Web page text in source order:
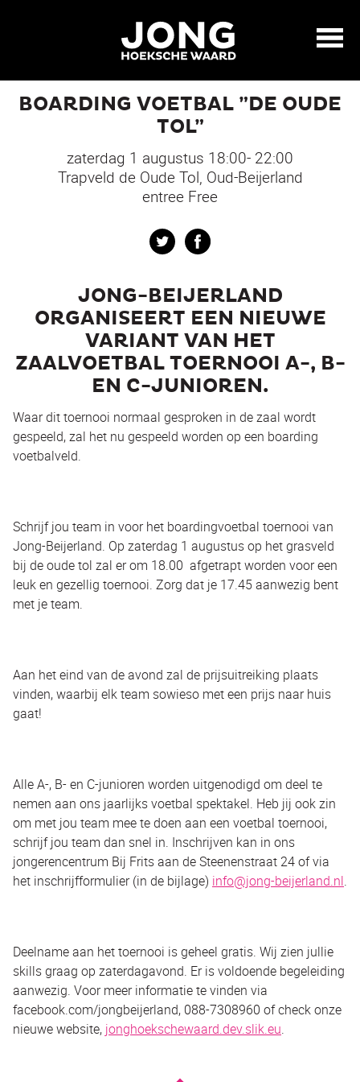
BOARDING VOETBAL ”DE OUDE
TOL”
zaterdag 1 augustus 18:00- 22:00
Trapveld de Oude Tol, Oud-Beijerland
entree Free
Twitter
JONG-BEIJERLAND
ORGANISEERT EEN NIEUWE
VARIANT VAN HET
ZAALVOETBAL TOERNOOI A-, B-
EN C-JUNIOREN.
Waar dit toernooi normaal gesproken in de zaal wordt
gespeeld, zal het nu gespeeld worden op een boarding
voetbalveld.
Schrijf jou team in voor het boardingvoetbal toernooi van
Jong-Beijerland. Op zaterdag 1 augustus op het grasveld
bij de oude tol zal er om 18.00 afgetrapt worden voor een
leuk en gezellig toernooi. Zorg dat je 17.45 aanwezig bent
met je team.
Aan het eind van de avond zal de prijsuitreiking plaats
vinden, waarbij elk team sowieso met een prijs naar huis
gaat!
Alle A-, B- en C-junioren worden uitgenodigd om deel te
nemen aan ons jaarlijks voetbal spektakel. Heb jij ook zin
om met jou team mee te doen aan een voetbal toernooi,
schrijf jou team dan snel in. Inschrijven kan in ons
jongerencentrum Bij Frits aan de Steenenstraat 24 of via
het inschrijfformulier (in de bijlage) info@jong-beijerland.nl.
Deelname aan het toernooi is geheel gratis. Wij zien jullie
skills graag op zaterdagavond. Er is voldoende begeleiding
aanwezig. Voor meer informatie te vinden via
facebook.com/jongbeijerland, 088-7308960 of check onze
nieuwe website, jonghoekschewaard.dev.slik.eu.